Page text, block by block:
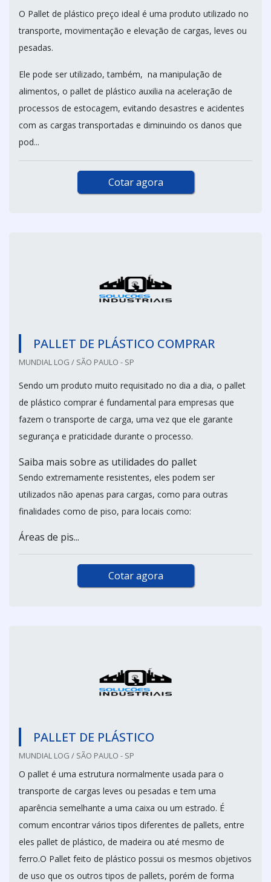
O Pallet de plástico preço ideal é uma produto utilizado no
transporte, movimentação e elevação de cargas, leves ou
pesadas.
Ele pode ser utilizado, também, na manipulação de
alimentos, o pallet de plástico auxilia na aceleração de
processos de estocagem, evitando desastres e acidentes
com as cargas transportadas e diminuindo os danos que
pod...
Cotar agora
PALLET DE PLÁSTICO COMPRAR
MUNDIAL LOG / SÃO PAULO - SP
Sendo um produto muito requisitado no dia a dia, o pallet
de plástico comprar é fundamental para empresas que
fazem o transporte de carga, uma vez que ele garante
segurança e praticidade durante o processo.
Saiba mais sobre as utilidades do pallet
Sendo extremamente resistentes, eles podem ser
utilizados não apenas para cargas, como para outras
finalidades como de piso, para locais como:
Áreas de pis...
Cotar agora
PALLET DE PLÁSTICO
MUNDIAL LOG / SÃO PAULO - SP
O pallet é uma estrutura normalmente usada para o
transporte de cargas leves ou pesadas e tem uma
aparência semelhante a uma caixa ou um estrado. É
comum encontrar vários tipos diferentes de pallets, entre
eles pallet de plástico, de madeira ou até mesmo de
ferro.O Pallet feito de plástico possui os mesmos objetivos
de uso que os outros tipos de pallets, porém de forma